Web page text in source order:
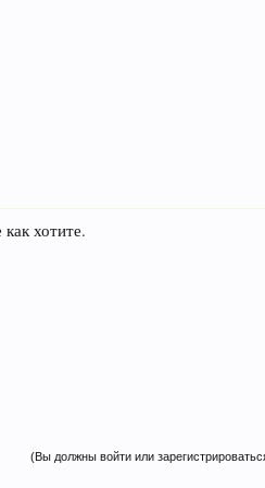
хотите.
(Вы должны войти или